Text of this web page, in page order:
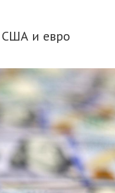
и евро